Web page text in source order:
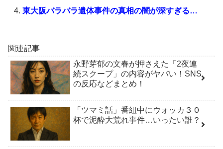
東大阪バラバラ遺体事件の真相の闇が深すぎる…
関連記事
永野芽郁の文春が押さえた「2夜連
続スクープ」の内容がヤバい！SNS
の反応などまとめ！
「ツマミ話」番組中にウォッカ３０
杯で泥酔大荒れ事件…いったい誰？